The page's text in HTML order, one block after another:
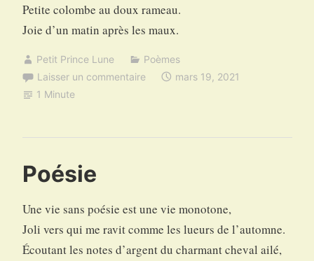
Petite colombe au doux rameau.
Joie d’un matin après les maux.
Petit Prince Lune
Poèmes
Laisser un commentaire
mars 19, 2021
1 Minute
Poésie
Une vie sans poésie est une vie monotone,
Joli vers qui me ravit comme les lueurs de l’automne.
Écoutant les notes d’argent du charmant cheval ailé,